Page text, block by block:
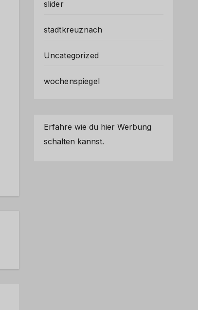
slider
stadtkreuznach
Uncategorized
wochenspiegel
Erfahre wie du hier Werbung
schalten kannst.